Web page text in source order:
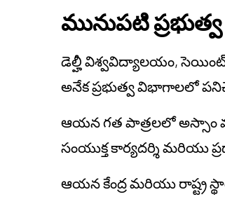
మునుపటి
డెల్హీ విశ్వవిద్యాలయం,
అనేక ప్రభుత్వ విభాగాలలో
ఆయన గత పాత్రలలో అస్సాం
సంయుక్త కార్యదర్శి మరియు
ఆయన కేంద్ర మరియు రాష్ట్ర